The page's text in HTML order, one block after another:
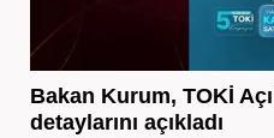
Bakan Kurum, TOKİ
detaylarını açıkladı